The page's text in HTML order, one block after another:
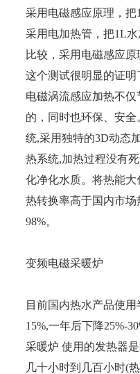
采用电磁感应原理，把
采用电加热管，把1L
比较，采用电磁感应原
这个测试很明显的证明
电磁涡流感应加热不
的，同时也环保、安
统,采用独特的3D动态
热系统,加热过程没有
化净化水质。将热能
热转换率高于国内市场
98%。
变频电磁采暖炉
目前国内热水产品使
15%,一年后下降25%-
采暖炉 使用的发热器
几十小时到几百小时(